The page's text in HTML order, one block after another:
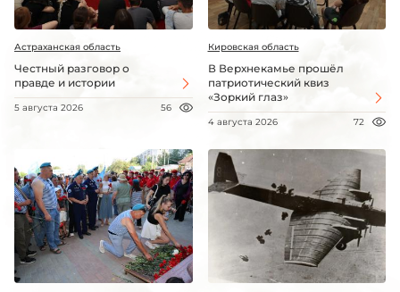
Астраханская область
Честный разговор о
правде и истории
5 августа 2026 56
Кировская область
В Верхнекамье прошёл
патриотический квиз
«Зоркий глаз»
4 августа 2026 72